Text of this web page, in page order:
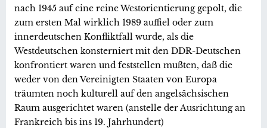
nach 1945 auf eine reine Westorientierung gepolt, die
zum ersten Mal wirklich 1989 auffiel oder zum
innerdeutschen Konfliktfall wurde, als die
Westdeutschen konsterniert mit den DDR-Deutschen
konfrontiert waren und feststellen mußten, daß die
weder von den Vereinigten Staaten von Europa
träumten noch kulturell auf den angelsächsischen
Raum ausgerichtet waren (anstelle der Ausrichtung an
Frankreich bis ins 19. Jahrhundert)